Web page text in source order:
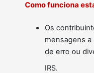
Como funciona
Os
mensagens
de erro ou
IRS.